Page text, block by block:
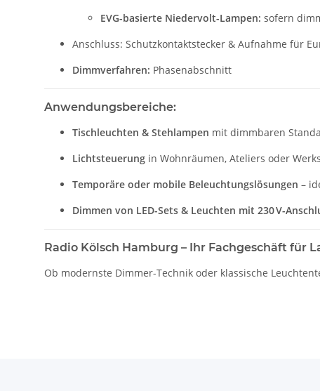
EVG-basierte Niedervolt-Lampen: sofern
Anschluss: Schutzkontaktstecker & Aufnahme für
Dimmverfahren: Phasenabschnitt
Anwendungsbereiche:
Tischleuchten & Stehlampen mit dimmbaren
Lichtsteuerung in Wohnräumen, Ateliers oder
Temporäre oder mobile Beleuchtungslösungen –
Dimmen von LED-Sets & Leuchten mit 230 V-
Radio Kölsch Hamburg – Ihr Fachgeschäft für
Ob modernste Dimmer-Technik oder klassische